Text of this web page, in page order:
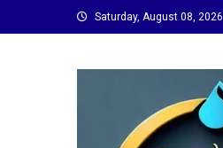
to
Saturday, August 08, 2026